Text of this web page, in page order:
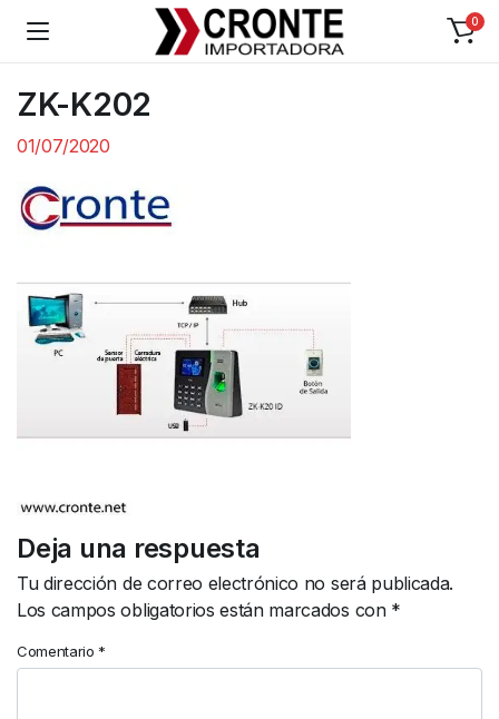
0
ZK-K202
01/07/2020
Deja una respuesta
Tu dirección de correo electrónico no será publicada.
Los campos obligatorios están marcados con *
Comentario *